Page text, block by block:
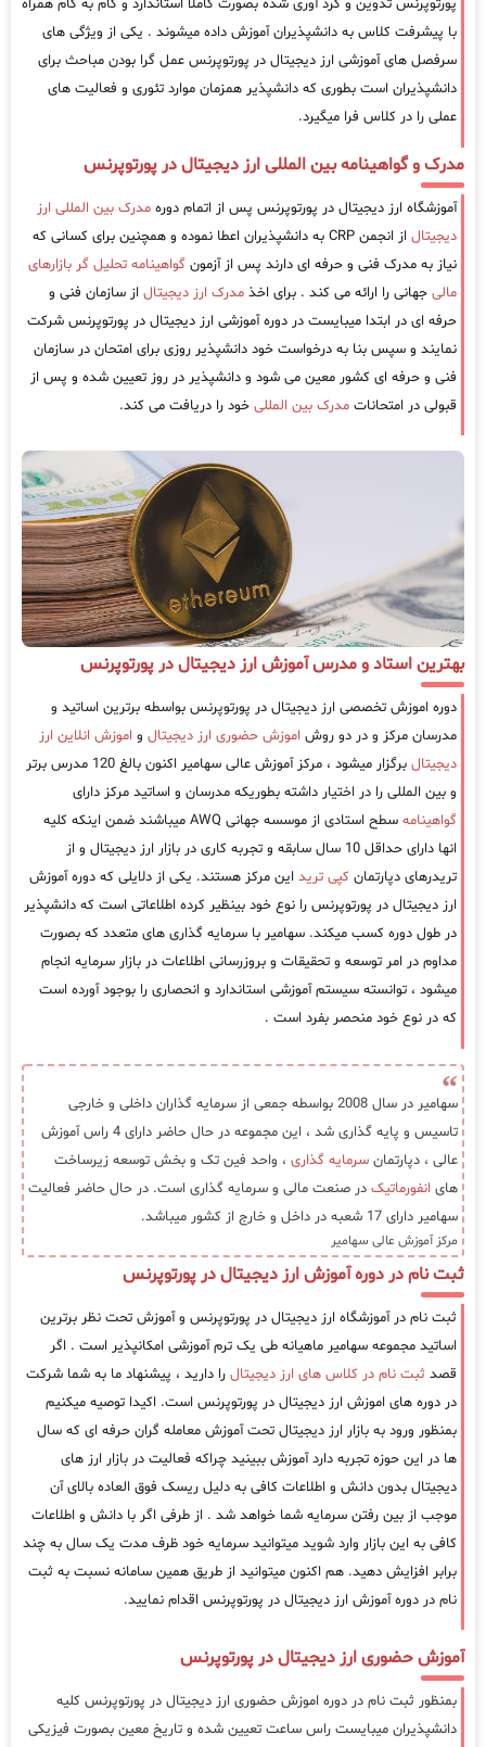
پورتوپرنس تدوین و گرد آوری شده بصورت کاملا استاندارد و گام به گام همراه
با پیشرفت کلاس به دانشپذیران آموزش داده میشوند . یکی از ویژگی های
سرفصل های آموزشی ارز دیجیتال در پورتوپرنس عمل گرا بودن مباحث برای
دانشپذیران است بطوری که دانشپذیر همزمان موارد تئوری و فعالیت های
عملی را در کلاس فرا میگیرد.
مدرک و گواهینامه بین المللی ارز دیجیتال در پورتوپرنس
آموزشگاه ارز دیجیتال در پورتوپرنس پس از اتمام دوره مدرک بین المللی ارز
دیجیتال
از انجمن CRP به دانشپذیران اعطا نموده و همچنین برای کسانی که
نیاز به مدرک فنی و حرفه ای دارند پس از آزمون گواهینامه تحلیل گر بازارهای
مالی جهانی را ارائه می کند . برای اخذ مدرک ارز دیجیتال از سازمان فنی و
حرفه ای در ابتدا میبایست در دوره آموزشی ارز دیجیتال در پورتوپرنس شرکت
نمایند و سپس بنا به درخواست خود دانشپذیر روزی برای امتحان در سازمان
فنی و حرفه ای کشور معین می شود و دانشپذیر در روز تعیین شده و پس از
قبولی در امتحانات مدرک بین المللی خود را دریافت می کند.
بهترین استاد و مدرس آموزش ارز دیجیتال در پورتوپرنس
دوره اموزش تخصصی ارز دیجیتال در پورتوپرنس بواسطه برترین اساتید و
مدرسان مرکز و در دو روش اموزش حضوری ارز دیجیتال و اموزش انلاین ارز
دیجیتال
برگزار میشود ، مرکز آموزش عالی سهامیر اکنون بالغ 120 مدرس برتر
و بین المللی را در اختیار داشته بطوریکه مدرسان و اساتید مرکز دارای
گواهینامه
سطح استادی از موسسه جهانی AWQ میباشند ضمن اینکه کلیه
انها دارای حداقل 10 سال سابقه و تجربه کاری در بازار ارز دیجیتال و از
تریدرهای دپارتمان کپی ترید این مرکز هستند. یکی از دلایلی که دوره آموزش
ارز دیجیتال در پورتوپرنس را نوع خود بینظیر کرده اطلاعاتی است که دانشپذیر
در طول دوره کسب میکند. سهامیر با سرمایه گذاری های متعدد که بصورت
مداوم در امر توسعه و تحقیقات و بروزرسانی اطلاعات در بازار سرمایه انجام
میشود ، توانسته سیستم آموزشی استاندارد و انحصاری را بوجود آورده است
که در نوع خود منحصر بفرد است .
سهامیر در سال 2008 بواسطه جمعی از سرمایه گذاران داخلی و خارجی
تاسیس و پایه گذاری شد ، این مجموعه در حال حاضر دارای 4 راس آموزش
عالی ، دپارتمان سرمایه گذاری ، واحد فین تک و بخش توسعه زیرساخت
های انفورماتیک در صنعت مالی و سرمایه گذاری است. در حال حاضر فعالیت
سهامیر دارای 17 شعبه در داخل و خارج از کشور میباشد.
مرکز آموزش عالی سهامیر
ثبت نام در دوره آموزش ارز دیجیتال در پورتوپرنس
ثبت نام در آموزشگاه ارز دیجیتال در پورتوپرنس و آموزش تحت نظر برترین
اساتید مجموعه سهامیر ماهیانه طی یک ترم آموزشی امکانپذیر است . اگر
قصد ثبت نام در کلاس های ارز دیجیتال را دارید ، پیشنهاد ما به شما شرکت
در دوره های اموزش ارز دیجیتال در پورتوپرنس است. اکیدا توصیه میکنیم
بمنظور ورود به بازار ارز دیجیتال تحت آموزش معامله گران حرفه ای که سال
ها در این حوزه تجربه دارد آموزش ببینید چراکه فعالیت در بازار ارز های
دیجیتال بدون دانش و اطلاعات کافی به دلیل ریسک فوق العاده بالای آن
موجب از بین رفتن سرمایه شما خواهد شد . از طرفی اگر با دانش و اطلاعات
کافی به این بازار وارد شوید میتوانید سرمایه خود ظرف مدت یک سال به چند
برابر افزایش دهید. هم اکنون میتوانید از طریق همین سامانه نسبت به ثبت
نام در دوره آموزش ارز دیجیتال در پورتوپرنس اقدام نمایید.
آموزش حضوری ارز دیجیتال در پورتوپرنس
بمنظور ثبت نام در دوره اموزش حضوری ارز دیجیتال در پورتوپرنس کلیه
دانشپذیران میبایست راس ساعت تعیین شده و تاریخ معین بصورت فیزیکی